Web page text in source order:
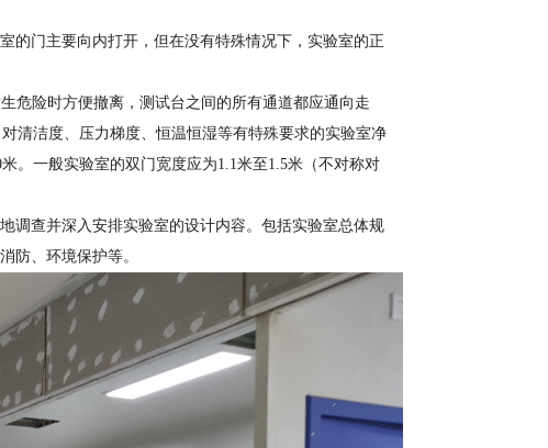
的门主要向内打开，但在没有特殊情况下，实验室的正
危险时方便撤离，测试台之间的所有通道都应通向走
清洁度、压力梯度、恒温恒湿等有特殊要求的实验室净
。一般实验室的双门宽度应为1.1米至1.5米（不对称对
调查并深入安排实验室的设计内容。包括实验室总体规
防、环境保护等。